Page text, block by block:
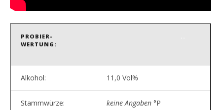
PROBIER-
WERTUNG:
Alkohol: 11,0 Vol%
Stammwürze: keine Angaben °P